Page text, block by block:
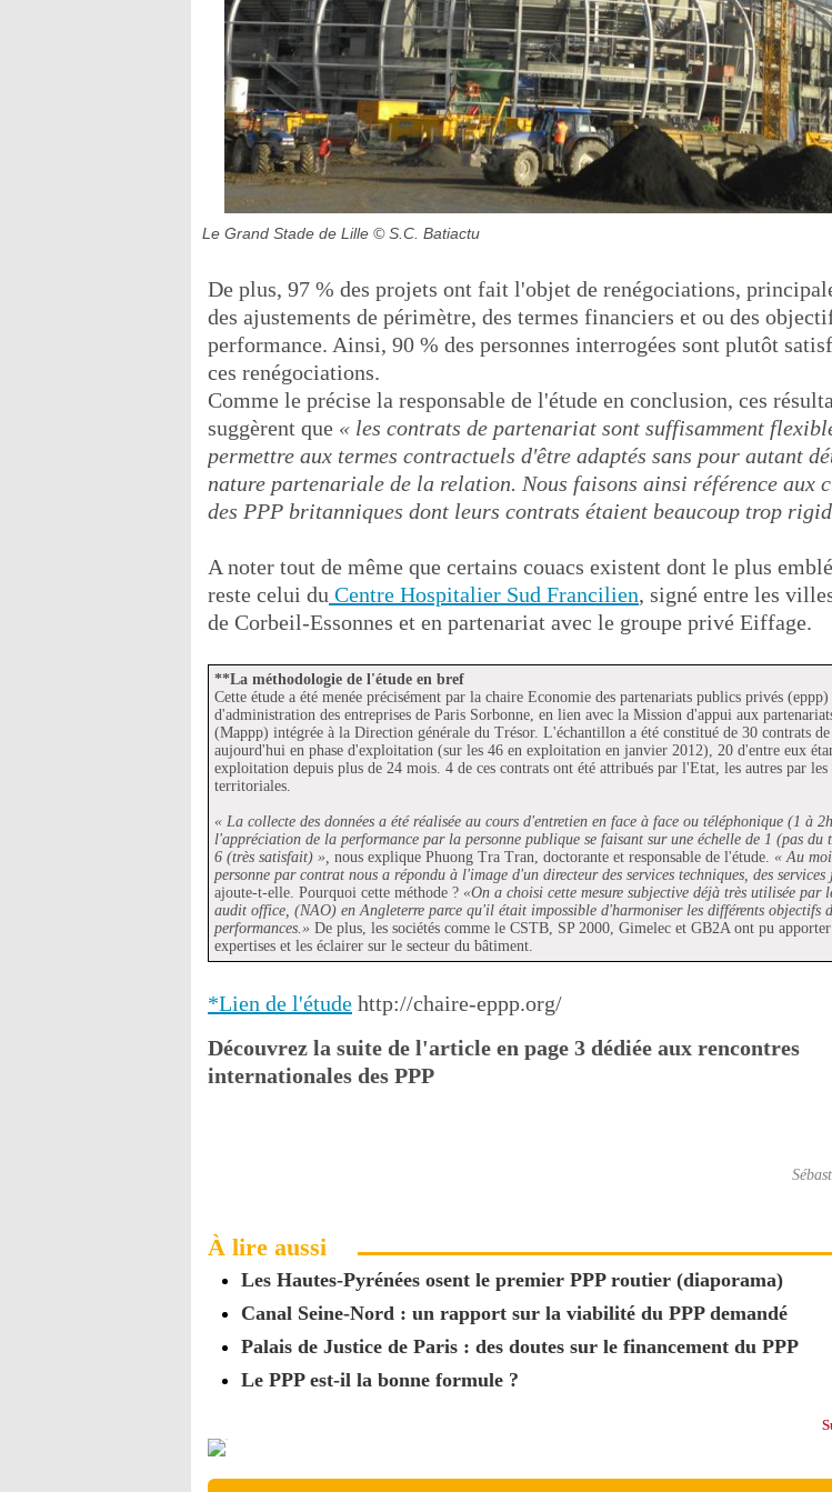
Le Grand Stade de Lille © S.C. Batiactu
De plus, 97 % des projets ont fait l'objet de renégociations,
des ajustements de périmètre, des termes financiers et ou des
performance. Ainsi, 90 % des personnes interrogées sont plutôt
ces renégociations.
Comme le précise la responsable de l'étude en conclusion, ces
suggèrent que « les contrats de partenariat sont suffisamment
permettre aux termes contractuels d'être adaptés sans pour autant
nature partenariale de la relation. Nous faisons ainsi référence aux
des PPP britanniques dont leurs contrats étaient beaucoup trop
A noter tout de même que certains couacs existent dont le plus
reste celui du Centre Hospitalier Sud Francilien, signé entre les
de Corbeil-Essonnes et en partenariat avec le groupe privé Eiffage.
**La méthodologie de l'étude en bref
Cette étude a été menée précisément par la chaire Economie des partenariats publics privés
d'administration des entreprises de Paris Sorbonne, en lien avec la Mission d'appui aux
(Mappp) intégrée à la Direction générale du Trésor. L'échantillon a été constitué de 30 contrats
aujourd'hui en phase d'exploitation (sur les 46 en exploitation en janvier 2012), 20 d'entre eux
exploitation depuis plus de 24 mois. 4 de ces contrats ont été attribués par l'Etat, les autres par
territoriales.
« La collecte des données a été réalisée au cours d'entretien en face à face ou téléphonique (1 à
l'appréciation de la performance par la personne publique se faisant sur une échelle de 1 (pas du
6 (très satisfait) », nous explique Phuong Tra Tran, doctorante et responsable de l'étude. « Au
personne par contrat nous a répondu à l'image d'un directeur des services techniques, des services
ajoute-t-elle. Pourquoi cette méthode ? «On a choisi cette mesure subjective déjà très utilisée par
audit office, (NAO) en Angleterre parce qu'il était impossible d'harmoniser les différents objectifs
performances.» De plus, les sociétés comme le CSTB, SP 2000, Gimelec et GB2A ont pu
expertises et les éclairer sur le secteur du bâtiment.
*Lien de l'étude http://chaire-eppp.org/
Découvrez la suite de l'article en page 3 dédiée aux rencontres
internationales des PPP
À lire aussi
Les Hautes-Pyrénées osent le premier PPP routier (diaporama)
Canal Seine-Nord : un rapport sur la viabilité du PPP demandé
Palais de Justice de Paris : des doutes sur le financement du PPP
Le PPP est-il la bonne formule ?